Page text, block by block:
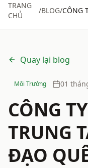
TRANG
CHỦ
/BLOG/CÔNG
Quay lại blog
Môi Trường 01
CÔNG
TRUNG
ĐẠO